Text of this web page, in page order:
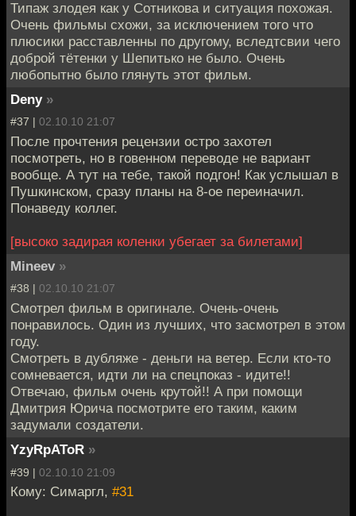
Типаж злодея как у Сотникова и ситуация похожая.
Очень фильмы схожи, за исключением того что
плюсики расставленны по другому, вследтсвии чего
доброй тётенки у Шепитько не было. Очень
любопытно было глянуть этот фильм.
Deny »
#37 | 02.10.10 21:07
После прочтения рецензии остро захотел
посмотреть, но в говенном переводе не вариант
вообще. А тут на тебе, такой подгон! Как услышал в
Пушкинском, сразу планы на 8-ое переиначил.
Понаведу коллег.
[высоко задирая коленки убегает за билетами]
Mineev »
#38 | 02.10.10 21:07
Смотрел фильм в оригинале. Очень-очень
понравилось. Один из лучших, что засмотрел в этом
году.
Смотреть в дубляже - деньги на ветер. Если кто-то
сомневается, идти ли на спецпоказ - идите!!
Отвечаю, фильм очень крутой!! А при помощи
Дмитрия Юрича посмотрите его таким, каким
задумали создатели.
YzyRpAToR »
#39 | 02.10.10 21:09
Кому: Симаргл, #31